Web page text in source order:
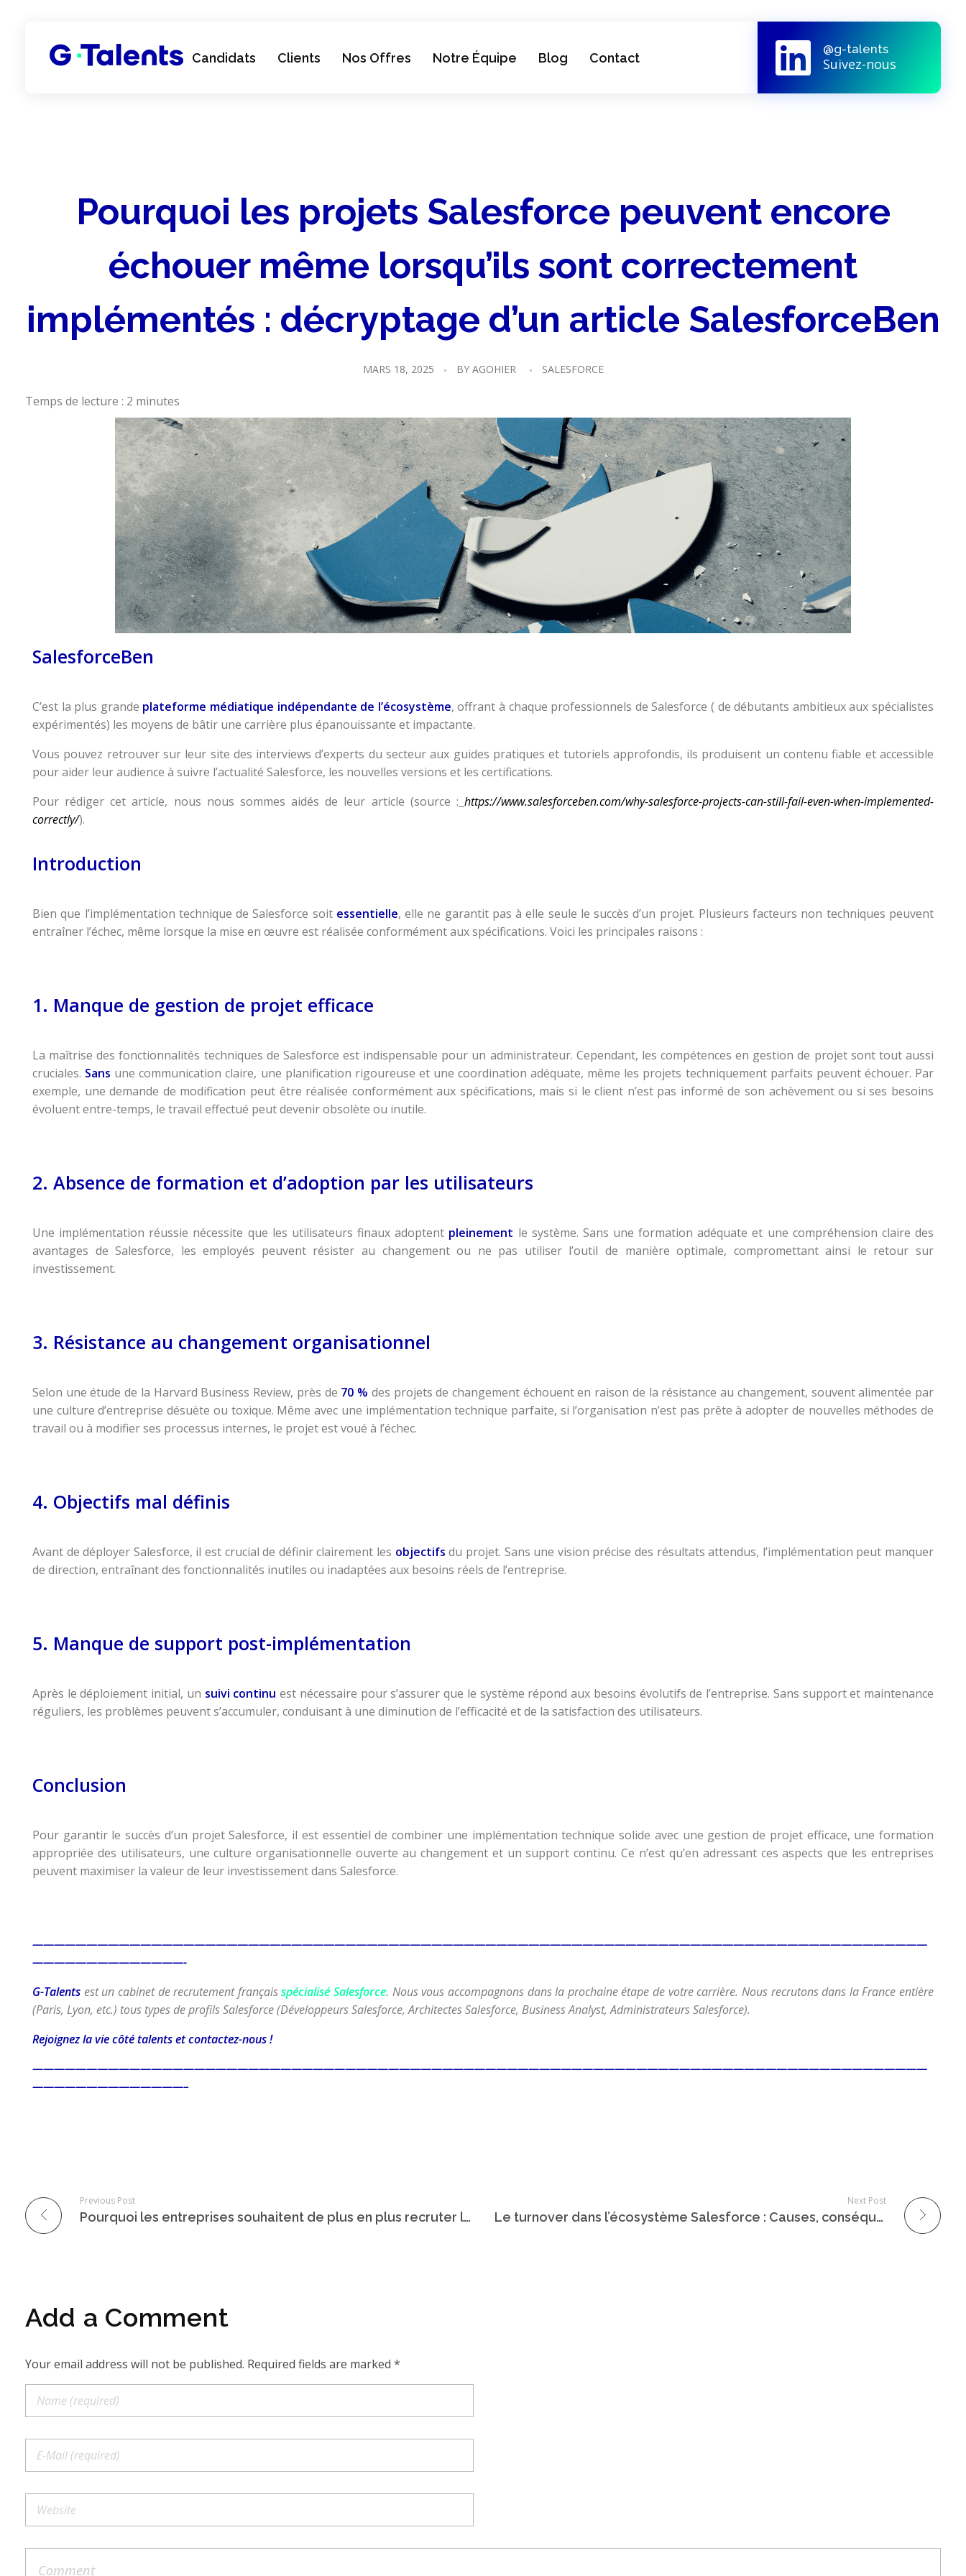
Candidats Clients Nos Offres Notre Équipe Blog Contact
@g-talents
Suivez-nous
Pourquoi les projets Salesforce peuvent encore
échouer même lorsqu’ils sont correctement
implémentés : décryptage d’un article SalesforceBen
MARS 18, 2025 BY AGOHIER SALESFORCE
Temps de lecture : 2 minutes
SalesforceBen
C’est la plus grande plateforme médiatique indépendante de l’écosystème, offrant à chaque professionnels de Salesforce ( de débutants ambitieux aux spécialistes
expérimentés) les moyens de bâtir une carrière plus épanouissante et impactante.
Vous pouvez retrouver sur leur site des interviews d’experts du secteur aux guides pratiques et tutoriels approfondis, ils produisent un contenu fiable et accessible
pour aider leur audience à suivre l’actualité Salesforce, les nouvelles versions et les certifications.
Pour rédiger cet article, nous nous sommes aidés de leur article (source : https://www.salesforceben.com/why-salesforce-projects-can-still-fail-even-when-implemented-
correctly/).
Introduction
Bien que l’implémentation technique de Salesforce soit essentielle, elle ne garantit pas à elle seule le succès d’un projet. Plusieurs facteurs non techniques peuvent
entraîner l’échec, même lorsque la mise en œuvre est réalisée conformément aux spécifications. Voici les principales raisons :
1. Manque de gestion de projet efficace
La maîtrise des fonctionnalités techniques de Salesforce est indispensable pour un administrateur. Cependant, les compétences en gestion de projet sont tout aussi
cruciales. Sans une communication claire, une planification rigoureuse et une coordination adéquate, même les projets techniquement parfaits peuvent échouer. Par
exemple, une demande de modification peut être réalisée conformément aux spécifications, mais si le client n’est pas informé de son achèvement ou si ses besoins
évoluent entre-temps, le travail effectué peut devenir obsolète ou inutile.
2. Absence de formation et d’adoption par les utilisateurs
Une implémentation réussie nécessite que les utilisateurs finaux adoptent pleinement le système. Sans une formation adéquate et une compréhension claire des
avantages de Salesforce, les employés peuvent résister au changement ou ne pas utiliser l’outil de manière optimale, compromettant ainsi le retour sur
investissement.
3. Résistance au changement organisationnel
Selon une étude de la Harvard Business Review, près de 70 % des projets de changement échouent en raison de la résistance au changement, souvent alimentée par
une culture d’entreprise désuète ou toxique. Même avec une implémentation technique parfaite, si l’organisation n’est pas prête à adopter de nouvelles méthodes de
travail ou à modifier ses processus internes, le projet est voué à l’échec.
4. Objectifs mal définis
Avant de déployer Salesforce, il est crucial de définir clairement les objectifs du projet. Sans une vision précise des résultats attendus, l’implémentation peut manquer
de direction, entraînant des fonctionnalités inutiles ou inadaptées aux besoins réels de l’entreprise.
5. Manque de support post-implémentation
Après le déploiement initial, un suivi continu est nécessaire pour s’assurer que le système répond aux besoins évolutifs de l’entreprise. Sans support et maintenance
réguliers, les problèmes peuvent s’accumuler, conduisant à une diminution de l’efficacité et de la satisfaction des utilisateurs.
Conclusion
Pour garantir le succès d’un projet Salesforce, il est essentiel de combiner une implémentation technique solide avec une gestion de projet efficace, une formation
appropriée des utilisateurs, une culture organisationnelle ouverte au changement et un support continu. Ce n’est qu’en adressant ces aspects que les entreprises
peuvent maximiser la valeur de leur investissement dans Salesforce.
———————————————————————————————————————————————————————————————————————————————————
——————————————-
G-Talents est un cabinet de recrutement françaisspécialisé Salesforce. Nous vous accompagnons dans la prochaine étape de votre carrière. Nous recrutons dans la France entière
(Paris, Lyon, etc.) tous types de profils Salesforce (Développeurs Salesforce, Architectes Salesforce, Business Analyst, Administrateurs Salesforce).
Rejoignez la vie côté talents et contactez-nous !
———————————————————————————————————————————————————————————————————————————————————
——————————————–
Previous Post
Pourquoi les entreprises souhaitent de plus en plus recruter le mouton à 5 pattes ?
Next Post
Le turnover dans l’écosystème Salesforce : Causes, conséquences et solutions
Add a Comment
Your email address will not be published. Required fields are marked *